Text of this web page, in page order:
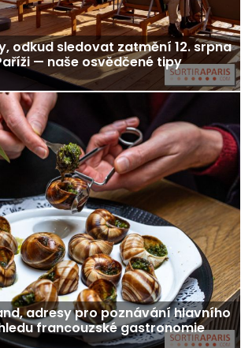
odkud sledovat zatmění 12. srpna
— naše osvědčené tipy
adresy pro poznávání hlavního
francouzské gastronomie